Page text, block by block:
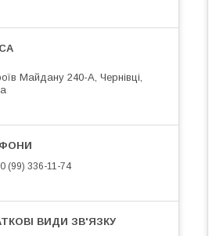
Майдану 240-А, Чернівці,
(99) 336-11-74